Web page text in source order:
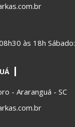
às 18h Sábado:
- Araranguá - SC